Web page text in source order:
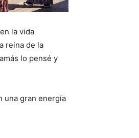
la vida
reina de la
lo pensé y
una gran energía